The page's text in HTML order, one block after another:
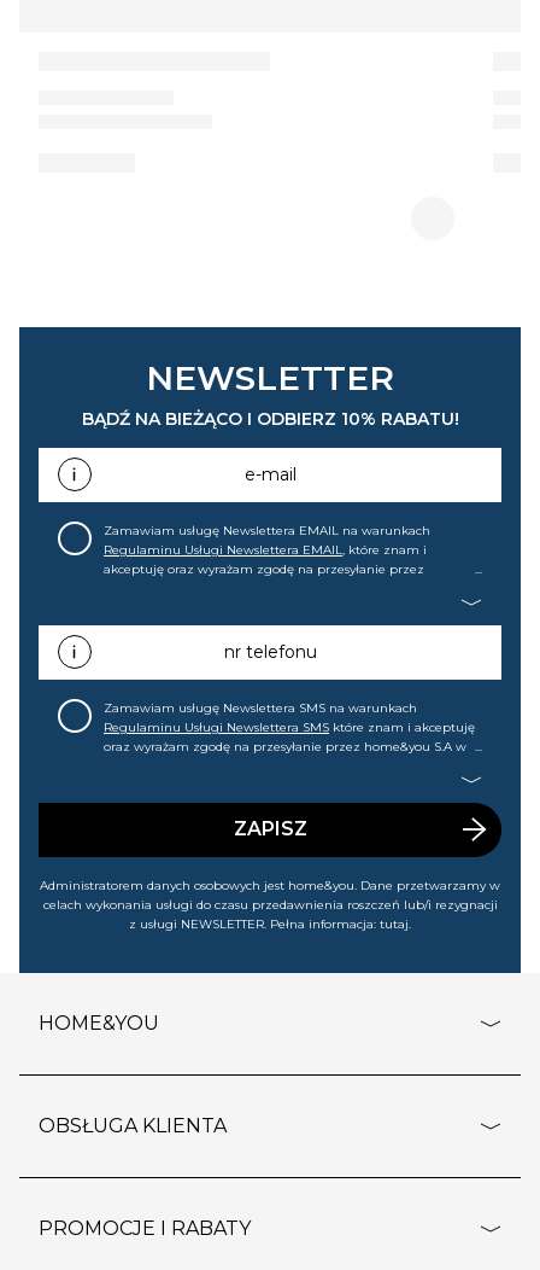
NEWSLETTER
BĄDŹ NA BIEŻĄCO I ODBIERZ 10% RABATU!
e-mail
Zamawiam usługę Newslettera EMAIL na warunkach
Regulaminu Usługi Newslettera EMAIL, które znam i
akceptuję oraz wyrażam zgodę na przesyłanie przez
promocjach, wyprzedażach). Wiem, że mogę tę zgodę w
każdej chwili cofnąć.nr telefonu
Zamawiam usługę Newslettera SMS na warunkach
Regulaminu Usługi Newslettera SMS które znam i akceptuję
oraz wyrażam zgodę na przesyłanie przez home&you S.A w
wyprzedażach). Wiem, że mogę tę zgodę w każdej chwili
ZAPISZ
Administratorem danych osobowych jest home&you. Dane przetwarzamy w
celach wykonania usługi do czasu przedawnienia roszczeń lub/i rezygnacji
z usługi NEWSLETTER. Pełna informacja: tutaj.
HOME&YOU
o firmie
polityka prywatności
OBSŁUGA KLIENTA
dostawy i płatność
PROMOCJE I RABATY